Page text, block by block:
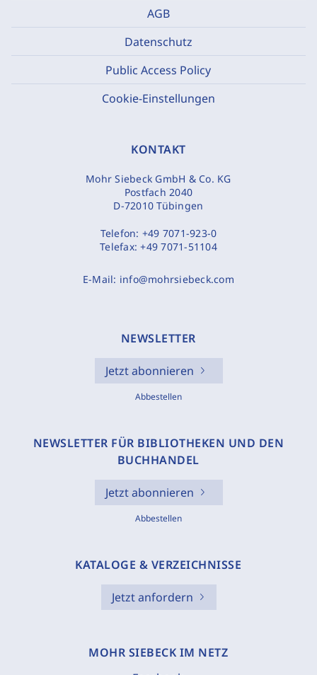
AGB
Datenschutz
Public Access Policy
Cookie-Einstellungen
KONTAKT
Mohr Siebeck GmbH & Co. KG
Postfach 2040
D-72010 Tübingen
Telefon: +49 7071-923-0
Telefax:+49 7071-51104
E-Mail: info@mohrsiebeck.com
NEWSLETTER
Jetzt abonnieren
Abbestellen
NEWSLETTER FÜR BIBLIOTHEKEN UND DEN
BUCHHANDEL
Jetzt abonnieren
Abbestellen
KATALOGE & VERZEICHNISSE
Jetzt anfordern
MOHR SIEBECK IM NETZ